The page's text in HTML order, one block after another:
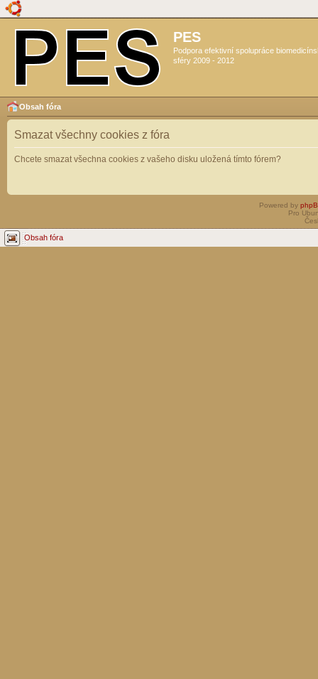
PES
Podpora efektivní spolupráce
sféry 2009 - 2012
Obsah fóra
Smazat všechny cookies z fóra
Chcete smazat všechna cookies z vašeho disku uložená tímto fórem?
Powered by
Pro
Obsah fóra